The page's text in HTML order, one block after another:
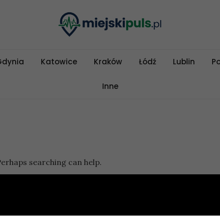
Katowice Kraków Łódź Lublin
Inne
searching can help.